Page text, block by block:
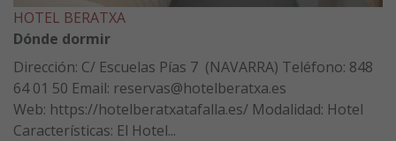
HOTEL BERATXA
Dónde dormir
Dirección: C/ Escuelas Pías 7 (NAVARRA) Teléfono: 848
64 01 50 Email: reservas@hotelberatxa.es
Web: https://hotelberatxatafalla.es/ Modalidad: Hotel
Características: El Hotel...